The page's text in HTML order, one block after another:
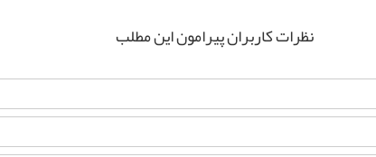
نظرات کاربران پیرامون این مطلب